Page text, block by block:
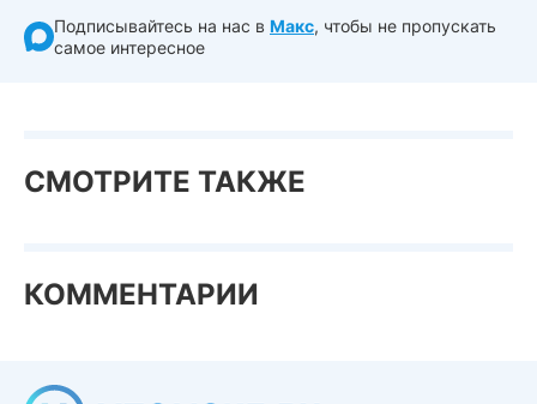
Подписывайтесь на нас в Макс, чтобы не пропускать
самое интересное
СМОТРИТЕ ТАКЖЕ
КОММЕНТАРИИ